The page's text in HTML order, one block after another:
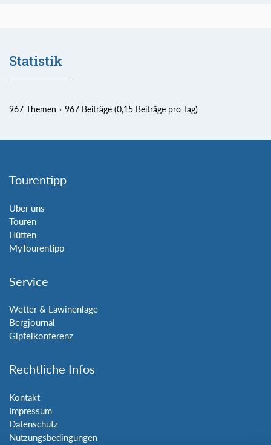
Statistik
967 Themen 967 Beiträge (0,15 Beiträge pro Tag)
Tourentipp
Über uns
Touren
Hütten
MyTourentipp
Service
Wetter & Lawinenlage
Bergjournal
Gipfelkonferenz
Rechtliche Infos
Kontakt
Impressum
Datenschutz
Nutzungsbedingungen